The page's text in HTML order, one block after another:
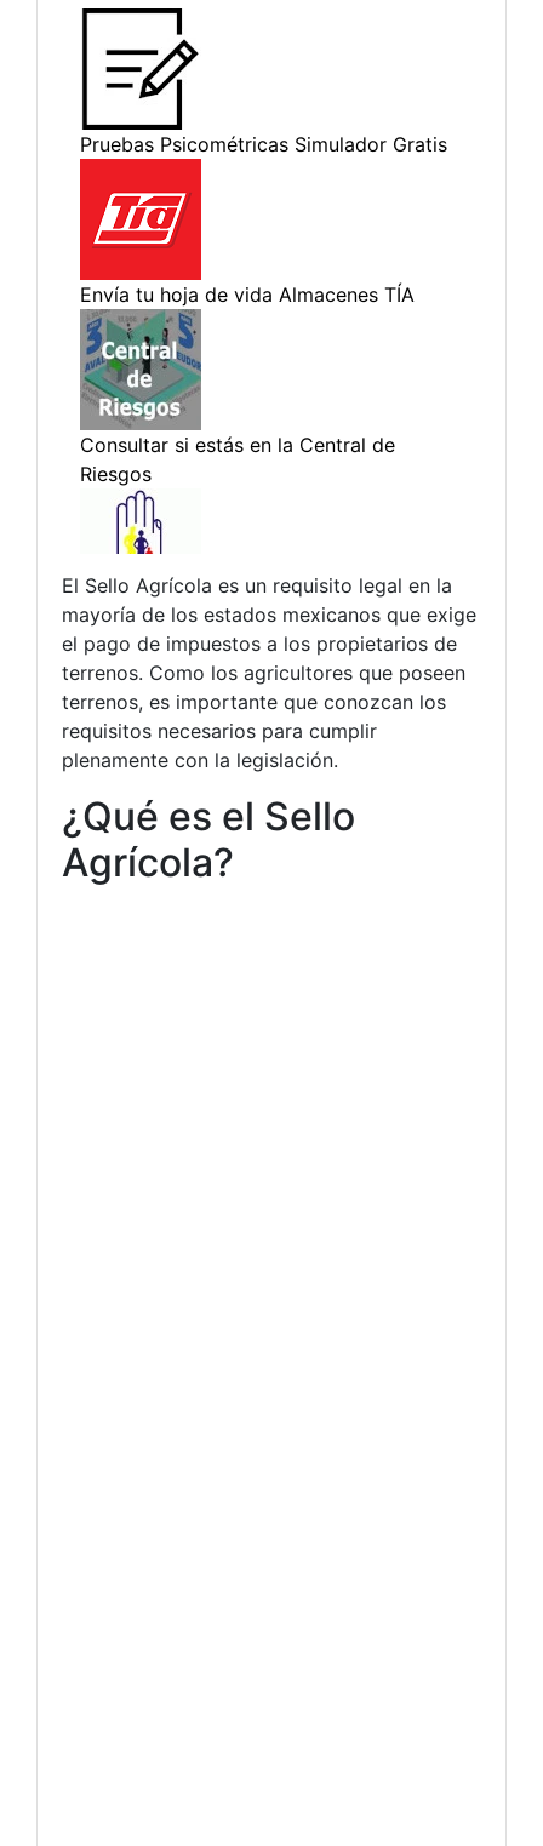
El Sello Agrícola es un requisito legal en la
mayoría de los estados mexicanos que exige
el pago de impuestos a los propietarios de
terrenos. Como los agricultores que poseen
terrenos, es importante que conozcan los
requisitos necesarios para cumplir
plenamente con la legislación.
¿Qué es el Sello
Agrícola?